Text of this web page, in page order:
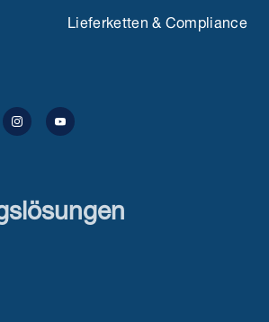
Lieferketten & Compliance